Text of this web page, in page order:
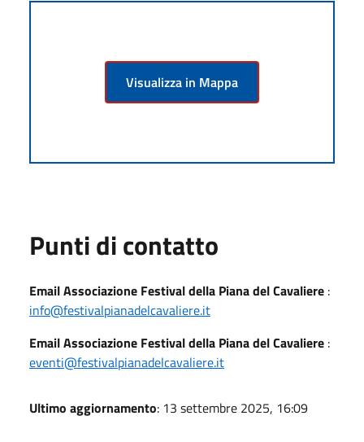
Visualizza in Mappa
Punti di contatto
Email Associazione Festival della Piana del Cavaliere :
info@festivalpianadelcavaliere.it
Email Associazione Festival della Piana del Cavaliere :
eventi@festivalpianadelcavaliere.it
Ultimo aggiornamento: 13 settembre 2025, 16:09